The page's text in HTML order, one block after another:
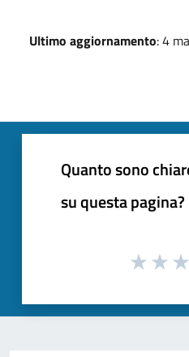
Ultimo aggiornamento: 4
Quanto sono
su questa pagina?